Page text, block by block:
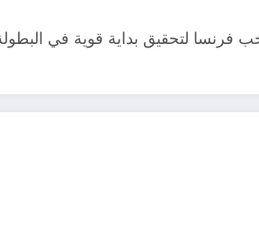
من أقوى مواجهات دور المجموعات في كأس العالم 2026، حيث يسعى منتخب فرنسا لتحقيق